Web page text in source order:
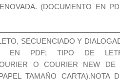
(DOCUMENTO EN
SECUENCIADO Y
EN PDF; TIPO DE
O COURIER NEW DE
TAMAÑO CARTA).NOTA